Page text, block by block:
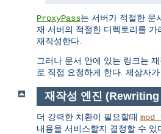
ProxyPass는 서버가 적절한 문
재 서버의 적절한 디렉토리를 가
재작성한다.
그러나 문서 안에 있는 링크는
로 직접 요청하게 한다. 제삼자
재작성 엔진
더 강력한 치환이 필요할때
내용을 서비스할지 결정할 수